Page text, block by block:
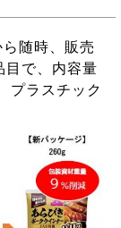
随時、販売
目で、内容量
プラスチック